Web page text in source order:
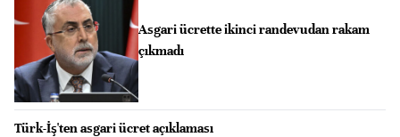
Asgari ücrette ikinci randevudan rakam
çıkmadı
Türk-İş'ten asgari ücret açıklaması